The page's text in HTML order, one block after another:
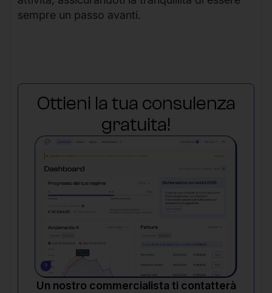
sempre un passo avanti.
Ottieni la tua consulenza
gratuita!
Un nostro commercialista ti contatterà